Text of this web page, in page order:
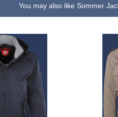
You may also like Sommer